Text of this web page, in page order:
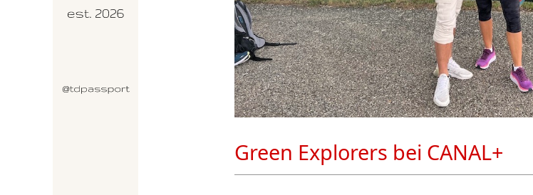
Green Explorers bei CANAL+